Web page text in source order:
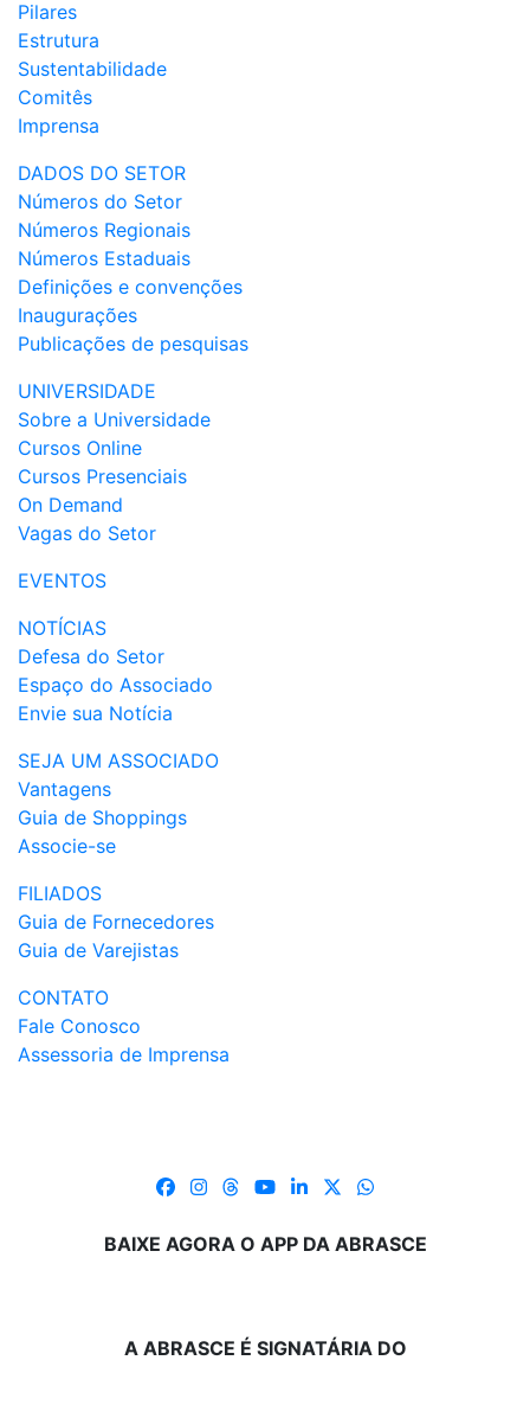
Pilares
Estrutura
Sustentabilidade
Comitês
Imprensa
DADOS DO SETOR
Números do Setor
Números Regionais
Números Estaduais
Definições e convenções
Inaugurações
Publicações de pesquisas
UNIVERSIDADE
Sobre a Universidade
Cursos Online
Cursos Presenciais
On Demand
Vagas do Setor
EVENTOS
NOTÍCIAS
Defesa do Setor
Espaço do Associado
Envie sua Notícia
SEJA UM ASSOCIADO
Vantagens
Guia de Shoppings
Associe-se
FILIADOS
Guia de Fornecedores
Guia de Varejistas
CONTATO
Fale Conosco
Assessoria de Imprensa
BAIXE AGORA O APP DA ABRASCE
A ABRASCE É SIGNATÁRIA DO